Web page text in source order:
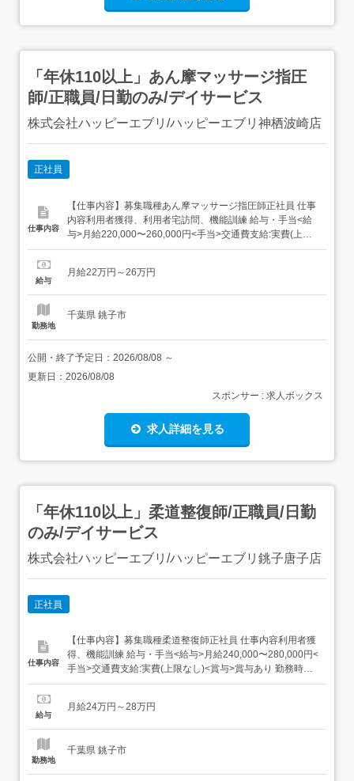
「年休110以上」あん摩マッサージ指圧
師/正職員/日勤のみ/デイサービス
株式会社ハッピーエブリ/ハッピーエブリ神栖波崎店
正社員
仕事内容
【仕事内容】募集職種あん摩マッサージ指圧師正社員 仕事
内容利用者獲得、利用者宅訪問、機能訓練 給与・手当<給
与>月給220,000〜260,000円<手当>交通費支給:実費(上限
なし)<賞与>賞与あり 資格資格必須:あん摩マッサージ指圧
60分) 勤務形態日勤のみ可、シフト相談可 休...
給与
月給22万円～26万円
勤務地
千葉県 銚子市
公開・終了予定日： 2026/08/08 ～
更新日： 2026/08/08
スポンサー : 求人ボックス
求人詳細を見る
「年休110以上」柔道整復師/正職員/日勤
のみ/デイサービス
株式会社ハッピーエブリ/ハッピーエブリ銚子唐子店
正社員
仕事内容
【仕事内容】募集職種柔道整復師正社員 仕事内容利用者獲
得、機能訓練 給与・手当<給与>月給240,000〜280,000円<
手当>交通費支給:実費(上限なし)<賞与>賞与あり 勤務時間
日勤専従1日勤:8:30～17:30(休憩60分) 勤務形態日勤のみ可
員数9人 【経験・資格】資...
給与
月給24万円～28万円
勤務地
千葉県 銚子市